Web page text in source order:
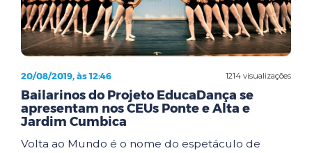
1214 visualizações
20/08/2019, às 12:46
Bailarinos do Projeto EducaDança se
apresentam nos CEUs Ponte e Alta e
Jardim Cumbica
Volta ao Mundo é o nome do espetáculo de